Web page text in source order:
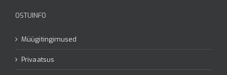
OSTUINFO
Müügitingimused
Privaatsus